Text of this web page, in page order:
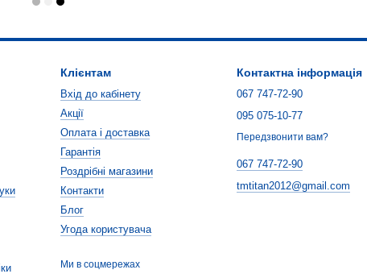
Клієнтам
Вхід до кабінету
Акції
Оплата і доставка
Гарантія
Роздрібні магазини
Контакти
Блог
Угода користувача
Ми в соцмережах
Контактна інформація
067 747-72-90
095 075-10-77
Передзвонити вам?
067 747-72-90
tmtitan2012@gmail.com